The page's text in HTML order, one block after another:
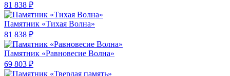
81 838 ₽
Памятник «Тихая Волна»
81 838 ₽
Памятник «Равновесие Волна»
69 803 ₽